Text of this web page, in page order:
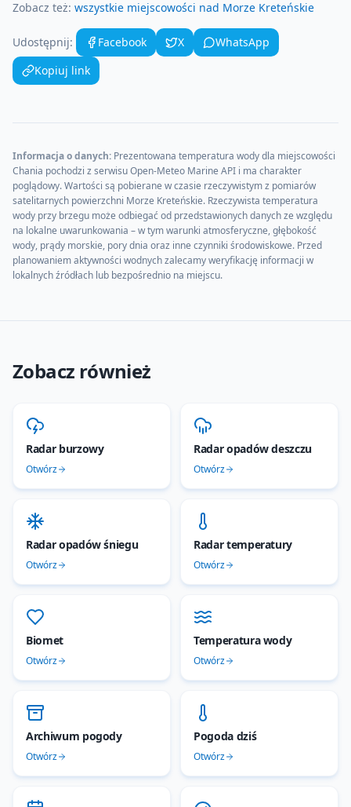
Zobacz też: wszystkie miejscowości nad Morze Kreteńskie
Udostępnij: Facebook X
WhatsApp
Kopiuj link
Informacja o danych: Prezentowana temperatura wody dla miejscowości
Chania pochodzi z serwisu Open-Meteo Marine API i ma charakter
poglądowy. Wartości są pobierane w czasie rzeczywistym z pomiarów
satelitarnych powierzchni Morze Kreteńskie. Rzeczywista temperatura
wody przy brzegu może odbiegać od przedstawionych danych ze względu
na lokalne uwarunkowania – w tym warunki atmosferyczne, głębokość
wody, prądy morskie, pory dnia oraz inne czynniki środowiskowe. Przed
planowaniem aktywności wodnych zalecamy weryfikację informacji w
lokalnych źródłach lub bezpośrednio na miejscu.
Zobacz również
Radar burzowy
Otwórz
Radar opadów deszczu
Otwórz
Radar opadów śniegu
Otwórz
Radar temperatury
Otwórz
Biomet
Otwórz
Temperatura wody
Otwórz
Archiwum pogody
Otwórz
Pogoda dziś
Otwórz